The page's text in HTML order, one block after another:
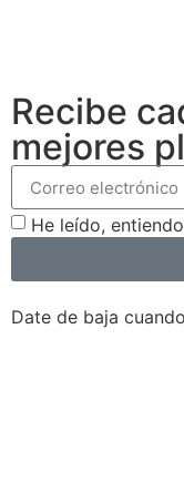
Recibe
mejores
He leído,
Date de baja